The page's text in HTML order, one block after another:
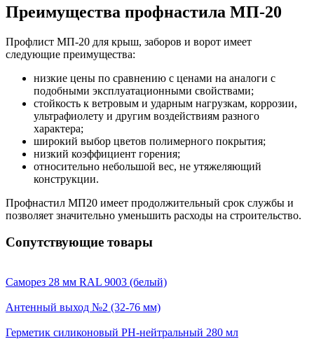
Преимущества профнастила МП-20
Профлист МП-20 для крыш, заборов и ворот имеет
следующие преимущества:
низкие цены по сравнению с ценами на аналоги с
подобными эксплуатационными свойствами;
стойкость к ветровым и ударным нагрузкам, коррозии,
ультрафиолету и другим воздействиям разного
характера;
широкий выбор цветов полимерного покрытия;
низкий коэффициент горения;
относительно небольшой вес, не утяжеляющий
конструкции.
Профнастил МП20 имеет продолжительный срок службы и
позволяет значительно уменьшить расходы на строительство.
Сопутствующие товары
Саморез 28 мм RAL 9003 (белый)
Антенный выход №2 (32-76 мм)
Герметик силиконовый PH-нейтральный 280 мл